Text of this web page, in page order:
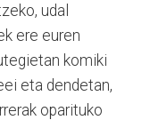
udal
ere euren
komiki
eta dendetan,
oparituko